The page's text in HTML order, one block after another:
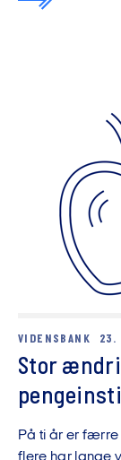
VIDENSBANK 23.
Stor
På ti år er